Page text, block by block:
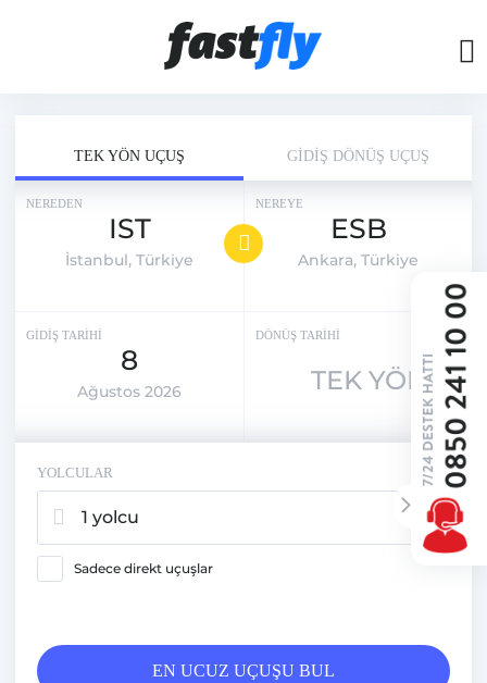
TEK YÖN UÇUŞ GİDİŞ DÖNÜŞ UÇUŞ
NEREDEN
IST
İstanbul, Türkiye
NEREYE
ESB
Ankara, Türkiye
GİDİŞ TARİHİ
8
Ağustos 2026
DÖNÜŞ TARİHİ
TEK YÖN
YOLCULAR
1 yolcu
Sadece direkt uçuşlar
EN UCUZ UÇUŞU BUL